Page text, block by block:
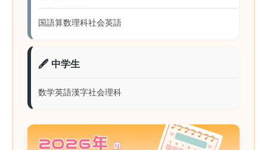
国語算数理科社会英語
🖋️ 中学生
数学英語漢字社会理科